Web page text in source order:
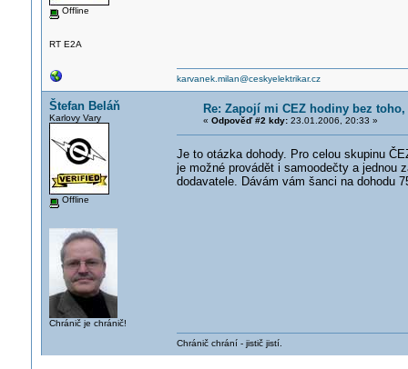
Offline
RT E2A
karvanek.milan@ceskyelektrikar.cz
Štefan Beláň
Karlovy Vary
Offline
Chránič je chránič!
Re: Zapojí mi CEZ hodiny bez
« Odpověď #2 kdy:23.01.2006, 20:33 »
Je to otázka dohody. Pro celou skupinu
je možné provádět i samoodečty a jednou
dodavatele. Dávám vám šanci na dohodu
Chránič chrání - jistič jistí.